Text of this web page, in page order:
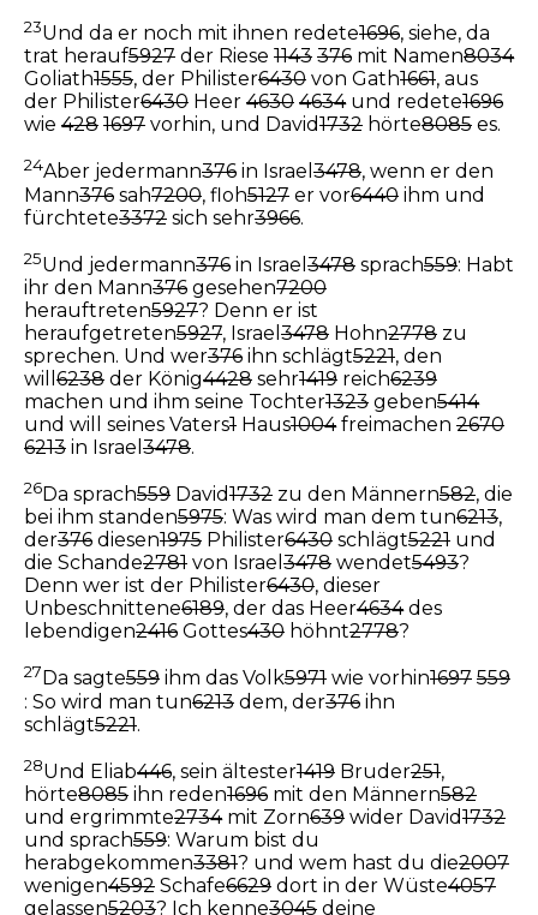
23Und da er noch mit ihnen redete1696, siehe, da
trat herauf5927 der Riese 1143 376 mit Namen8034
Goliath1555, der Philister6430 von Gath1661, aus
der Philister6430 Heer 4630 4634und redete1696
wie 428 1697 vorhin, und David1732 hörte8085 es.
24Aber jedermann376 in Israel 3478, wenn er den
Mann376 sah7200, floh5127 er vor6440 ihm und
fürchtete3372 sich sehr3966.
25Und jedermann376 in Israel 3478 sprach559: Habt
ihr den Mann376 gesehen7200
herauftreten5927? Denn er ist
heraufgetreten5927, Israel 3478 Hohn2778 zu
sprechen. Und wer376 ihn schlägt5221, den
will 6238 der König4428 sehr1419 reich6239
machen und ihm seine Tochter1323 geben5414
und will seines Vaters1 Haus1004freimachen 2670
6213 in Israel 3478.
26Da sprach559 David1732 zu den Männern582, die
bei ihm standen5975: Was wird man dem tun6213,
der376 diesen1975 Philister6430 schlägt5221 und
die Schande2781 von Israel 3478 wendet5493?
Denn wer ist der Philister6430, dieser
Unbeschnittene6189, der das Heer4634des
lebendigen2416 Gottes430 höhnt2778?
27 Da sagte559 ihm das Volk5971 wie vorhin1697 559
: So wird man tun6213 dem, der376 ihn
schlägt5221.
28Und Eliab446, sein ältester1419 Bruder251,
hörte8085 ihn reden1696 mit den Männern582
und ergrimmte2734mit Zorn639 wider David1732
und sprach559: Warum bist du
herabgekommen3381? und wem hast du die2007
wenigen4592 Schafe6629 dort in der Wüste4057
gelassen5203? Ich kenne3045 deine